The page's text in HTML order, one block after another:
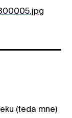
(teda mne)